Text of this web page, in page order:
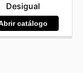
Desigual
catálogo